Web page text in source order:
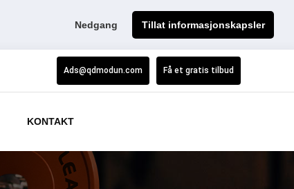
Nedgang Tillat informasjonskapsler
Ads@qdmodun.com Få et gratis tilbud
KONTAKT